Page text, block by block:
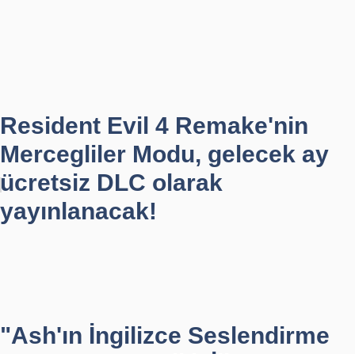
Resident Evil 4 Remake'nin
Mercegliler Modu, gelecek ay
ücretsiz DLC olarak
yayınlanacak!
"Ash'ın İngilizce Seslendirme